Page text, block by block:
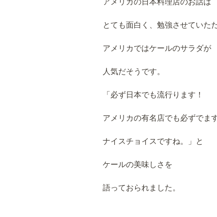
とても面白く、勉強させていた
アメリカではケールのサラダが
人気だそうです。
「必ず日本でも流行ります！
アメリカの有名店でも必ずでます
ナイスチョイスですね。」と
ケールの美味しさを
語っておられました。